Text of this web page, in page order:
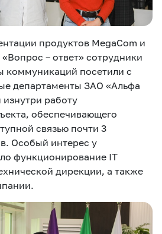
продуктов MegaCom и
– ответ» сотрудники
коммуникаций посетили с
департаменты ЗАО «Альфа
работу
обеспечивающего
связью почти 3
Особый интерес у
функционирование IT
дирекции, а также